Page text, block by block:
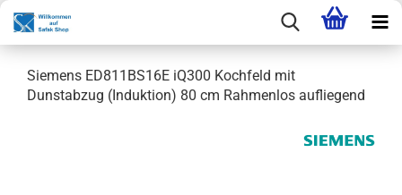
Siemens ED811BS16E iQ300 Kochfeld mit
Dunstabzug (Induktion) 80 cm Rahmenlos aufliegend